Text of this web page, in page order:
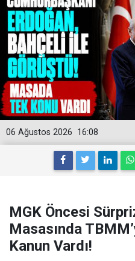
16:08
06 Ağustos 2026
MGK Öncesi
Masasında
Kanun Vardı!